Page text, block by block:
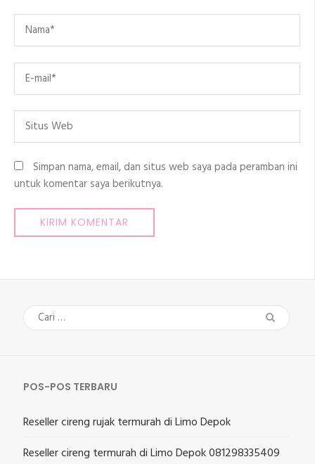
Name
Email
Situs
Web
Simpan nama, email, dan situs web saya pada peramban ini
untuk komentar saya berikutnya.
Cari
untuk:
POS-POS TERBARU
Reseller cireng rujak termurah di Limo Depok
Reseller cireng termurah di Limo Depok 081298335409